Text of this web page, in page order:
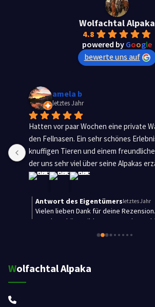
Wolfachtal Alpaka
4.8
powered by Google
bewerte uns auf
Jonas Wagner
letztes Jahr
Wolfachtal Alpaka